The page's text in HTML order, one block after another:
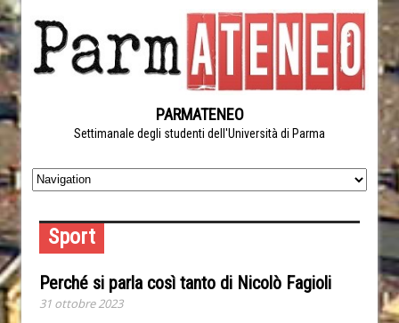
PARMATENEO
Settimanale degli studenti dell'Università di Parma
Sport
Perché si parla così tanto di Nicolò Fagioli
31 ottobre 2023